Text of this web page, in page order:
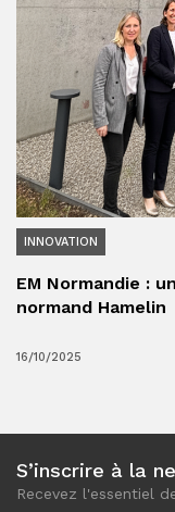
INNOVATION
EM Normandie :
normand Hamelin
16/10/2025
S’inscrire à la
Recevez l'essentiel